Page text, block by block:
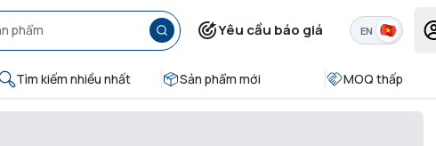
Yêu cầu báo giá EN
Tìm kiếm nhiều nhất Sản phẩm mới MOQ thấp